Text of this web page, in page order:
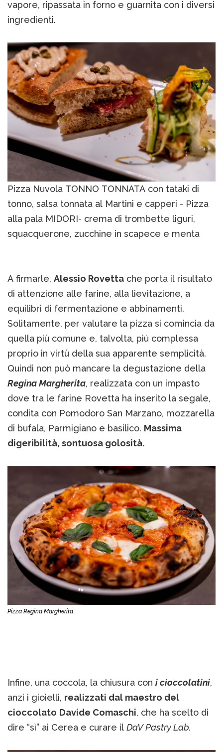
vapore, ripassata in forno e guarnita con i diversi
ingredienti.
Pizza Nuvola TONNO TONNATA con tataki di
tonno, salsa tonnata al Martini e capperi - Pizza
alla pala MIDORI- crema di trombette liguri,
squacquerone, zucchine in scapece e menta
A firmarle, Alessio Rovetta che porta il risultato
di attenzione alle farine, alla lievitazione, a
equilibri di fermentazione e abbinamenti.
Solitamente, per valutare la pizza si comincia da
quella più comune e, talvolta, più complessa
proprio in virtù della sua apparente semplicità.
Quindi non può mancare la degustazione della
Regina Margherita, realizzata con un impasto
dove tra le farine Rovetta ha inserito la segale,
condita con Pomodoro San Marzano, mozzarella
di bufala, Parmigiano e basilico. Massima
digeribilità, sontuosa golosità.
Pizza Regina Margherita
Infine, una coccola, la chiusura con i cioccolatini,
anzi i gioielli, realizzati dal maestro del
cioccolato Davide Comaschi, che ha scelto di
dire “sì” ai Cerea e curare il DaV Pastry Lab.